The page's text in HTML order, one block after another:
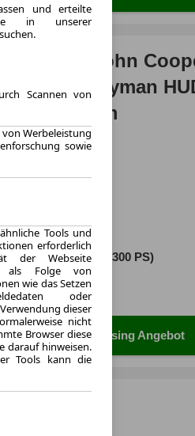
MINI John
Countryman
360Kam
48 Monate
Laufzeit
ca. 221 kW (300 PS)
Leistung
Zum Leasing Angebot
und erteilte
in unserer
Scannen von
Werbeleistung
sowie
Tools und
erforderlich
der Webseite
als Folge von
wie das Setzen
oder
dieser
nicht
Browser diese
darauf hinweisen.
Tools kann die